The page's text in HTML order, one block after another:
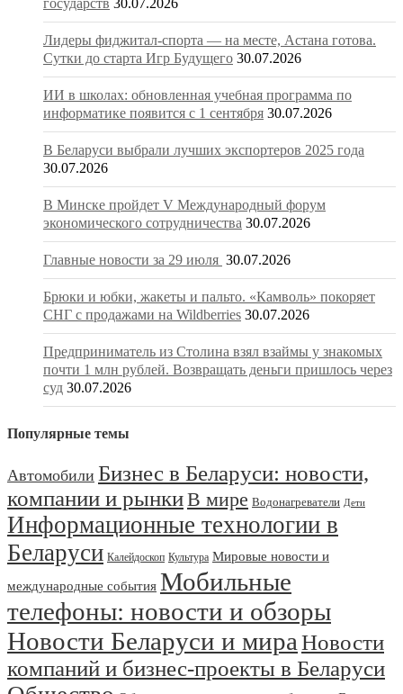
Лидеры фиджитал-спорта — на месте, Астана готова.
Сутки до старта Игр Будущего 30.07.2026
ИИ в школах: обновленная учебная программа по
информатике появится с 1 сентября 30.07.2026
В Беларуси выбрали лучших экспортеров 2025 года
30.07.2026
В Минске пройдет V Международный форум
экономического сотрудничества 30.07.2026
Главные новости за 29 июля 30.07.2026
Брюки и юбки, жакеты и пальто. «Камволь» покоряет
СНГ с продажами на Wildberries 30.07.2026
Предприниматель из Столина взял взаймы у знакомых
почти 1 млн рублей. Возвращать деньги пришлось через
суд 30.07.2026
Популярные темы
Автомобили Бизнес в Беларуси: новости,
компании и рынкиВ мире Водонагреватели Дети
Информационные технологии в
Беларуси Калейдоскоп Культура Мировые новости и
международные события Мобильные
телефоны: новости и обзоры
Новости Беларуси и мираНовости
компаний и бизнес-проекты в Беларуси